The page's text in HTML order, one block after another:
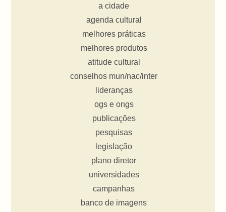
a cidade
agenda cultural
melhores práticas
melhores produtos
atitude cultural
conselhos mun/nac/inter
lideranças
ogs e ongs
publicações
pesquisas
legislação
plano diretor
universidades
campanhas
banco de imagens